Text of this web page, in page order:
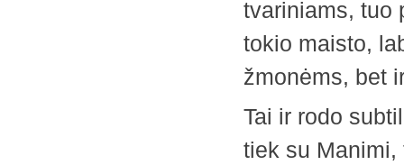
tvariniams, tuo
tokio maisto,
žmonėms, bet
Tai ir rodo
tiek su